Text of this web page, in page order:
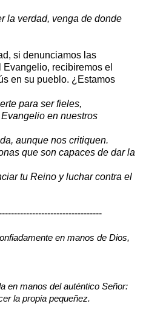
verdad, venga de donde
si denunciamos las
recibiremos el
en su pueblo. ¿Estamos
para ser fieles,
en nuestros
nos critiquen.
que son capaces de dar la
tu Reino y luchar contra el
en manos de Dios,
en manos del auténtico Señor:
la propia pequeñez.